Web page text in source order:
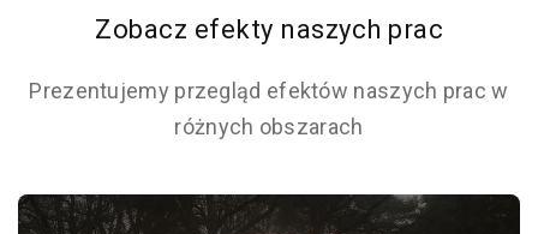
Zobacz efekty naszych prac
Prezentujemy przegląd efektów naszych prac w
różnych obszarach